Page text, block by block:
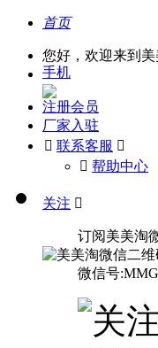
首页
您好，欢迎来到美
手机
注册会员
厂家入驻
 联系客服 
󰅃 帮助中心
关注 
订阅美美淘
微信号